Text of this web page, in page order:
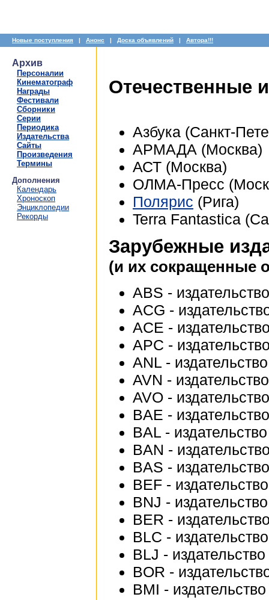
Новые поступления | Анонс | Доска объявлений | Автора!!!
Архив
Персоналии
Кинематограф
Награды
Фестивали
Сборники
Серии
Периодика
Издательства
Сайты
Произведения
Термины
Дополнения
Календарь
Хроноскоп
Энциклопедии
Рекорды
Отечественные
Азбука (Санкт-
АРМАДА (Москва)
АСТ (Москва)
ОЛМА-Пресс
Полярис (Рига)
Terra Fantastica
Зарубежные
(и их сокращенные
ABS -
ACG -
ACE -
APC -
ANL -
AVN -
AVO -
BAE -
BAL -
BAN -
BAS -
BEF -
BNJ -
BER -
BLC -
BLJ -
BOR -
BMI -